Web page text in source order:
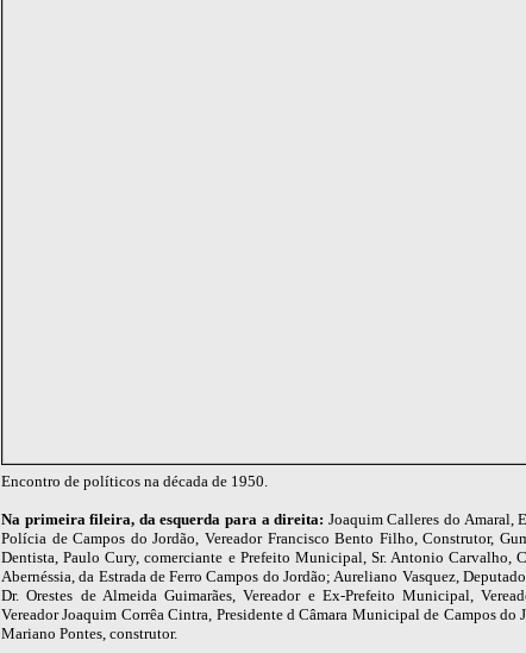
Encontro de políticos na década de 1950.
Na primeira fileira, da esquerda para a direita: Joaquim Calleres do Amaral,
Polícia de Campos do Jordão, Vereador Francisco Bento Filho, Construtor,
Dentista, Paulo Cury, comerciante e Prefeito Municipal, Sr. Antonio Carvalho,
Abernéssia, da Estrada de Ferro Campos do Jordão; Aureliano Vasquez,
Dr. Orestes de Almeida Guimarães, Vereador e Ex-Prefeito Municipal,
Vereador Joaquim Corrêa Cintra, Presidente d Câmara Municipal de Campos do
Mariano Pontes, construtor.